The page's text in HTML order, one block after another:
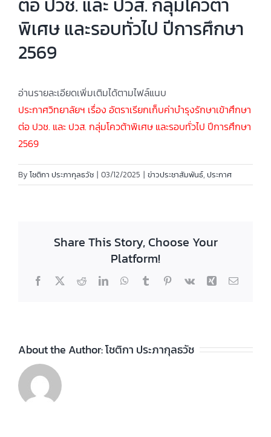
พิเศษ และรอบทั่วไป ปีการศึกษา
2569
อ่านรายละเอียดเพิ่มเติมได้ตามไฟล์แนบ
ประกาศวิทยาลัยฯ เรื่อง อัตราเรียกเก็บค่าบำรุงรักษาเข้าศึกษา
ต่อ ปวช. และ ปวส. กลุ่มโควต้าพิเศษ และรอบทั่วไป ปีการศึกษา
2569
By โชติกา ประภากุลธวัช | 03/12/2025 | ข่าวประชาสัมพันธ์, ประกาศ
Share This Story, Choose Your
Platform!
Facebook
X RedditLinkedInWhatsApp
TumblrPinterest
Vk Xing Email
About the Author:โชติกา ประภากุลธวัช